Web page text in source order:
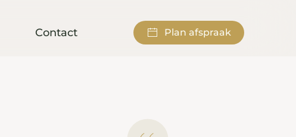
Contact Plan afspraak